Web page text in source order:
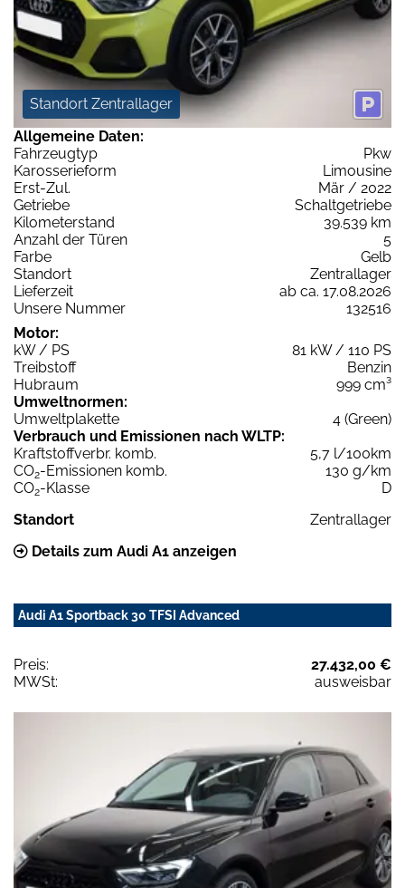
Standort Zentrallager
Allgemeine Daten:
Fahrzeugtyp
Pkw
Karosserieform
Limousine
Erst-Zul.
Mär / 2022
Getriebe
Schaltgetriebe
Kilometerstand
39.539 km
Anzahl der Türen
5
Farbe
Gelb
Standort
Zentrallager
Lieferzeit
ab ca. 17.08.2026
Unsere Nummer
132516
Motor:
kW / PS
81 kW / 110 PS
Treibstoff
Benzin
Hubraum
999 cm³
Umweltnormen:
Umweltplakette
4 (Green)
Verbrauch und Emissionen nach WLTP:
Kraftstoffverbr. komb.
5,7 l/100km
CO2-Emissionen komb.
130 g/km
CO2-Klasse
D
Standort
Zentrallager
Details zum Audi A1 anzeigen
Audi A1 Sportback 30 TFSI Advanced
Preis:
27.432,00 €
MWSt:
ausweisbar